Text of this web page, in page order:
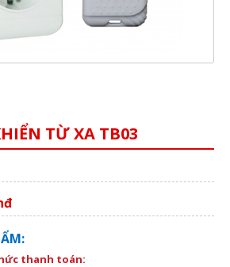
TỪ XA TB03
thanh toán: